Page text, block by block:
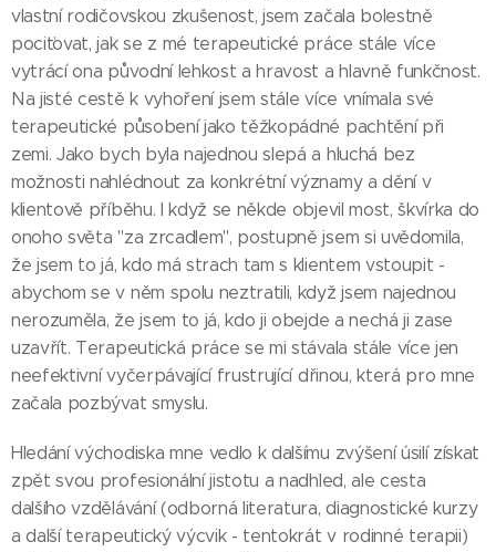
vlastní rodičovskou zkušenost, jsem začala bolestně
pociťovat, jak se z mé terapeutické práce stále více
vytrácí ona původní lehkost a hravost a hlavně funkčnost.
Na jisté cestě k vyhoření jsem stále více vnímala své
terapeutické působení jako těžkopádné pachtění při
zemi. Jako bych byla najednou slepá a hluchá bez
možnosti nahlédnout za konkrétní významy a dění v
klientově příběhu. I když se někde objevil most, škvírka do
onoho světa "za zrcadlem", postupně jsem si uvědomila,
že jsem to já, kdo má strach tam s klientem vstoupit -
abychom se v něm spolu neztratili, když jsem najednou
nerozuměla, že jsem to já, kdo ji obejde a nechá ji zase
uzavřít. Terapeutická práce se mi stávala stále více jen
neefektivní vyčerpávající frustrující dřinou, která pro mne
začala pozbývat smyslu.
Hledání východiska mne vedlo k dalšímu zvýšení úsilí získat
zpět svou profesionální jistotu a nadhled, ale cesta
dalšího vzdělávání (odborná literatura, diagnostické kurzy
a další terapeutický výcvik - tentokrát v rodinné terapii)